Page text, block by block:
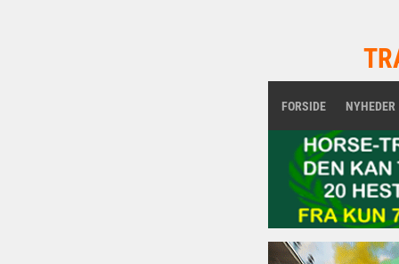
FORSIDE NYHEDER